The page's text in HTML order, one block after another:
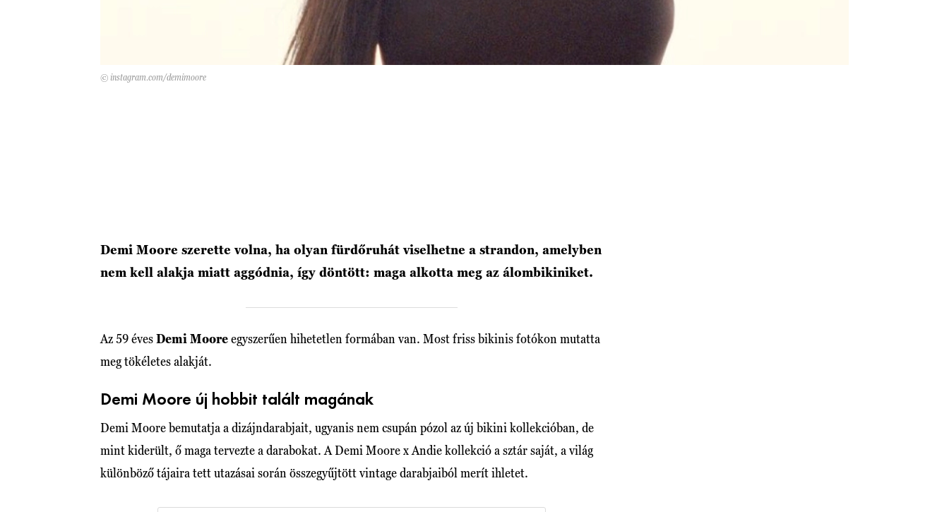
© instagram.com/demimoore
Demi Moore szerette volna, ha olyan fürdőruhát viselhetne a strandon, amelyben
nem kell alakja miatt aggódnia, így döntött: maga alkotta meg az álombikiniket.
Az 59 évesDemi Mooreegyszerűen hihetetlen formában van. Most friss bikinis fotókon mutatta
meg tökéletes alakját.
Demi Moore új hobbit talált magának
Demi Moore bemutatja a dizájndarabjait, ugyanis nem csupán pózol az új bikini kollekcióban, de
mint kiderült, ő maga tervezte a darabokat. A Demi Moore x Andie kollekció a sztár saját, a világ
különböző tájaira tett utazásai során összegyűjtött vintage darabjaiból merít ihletet.